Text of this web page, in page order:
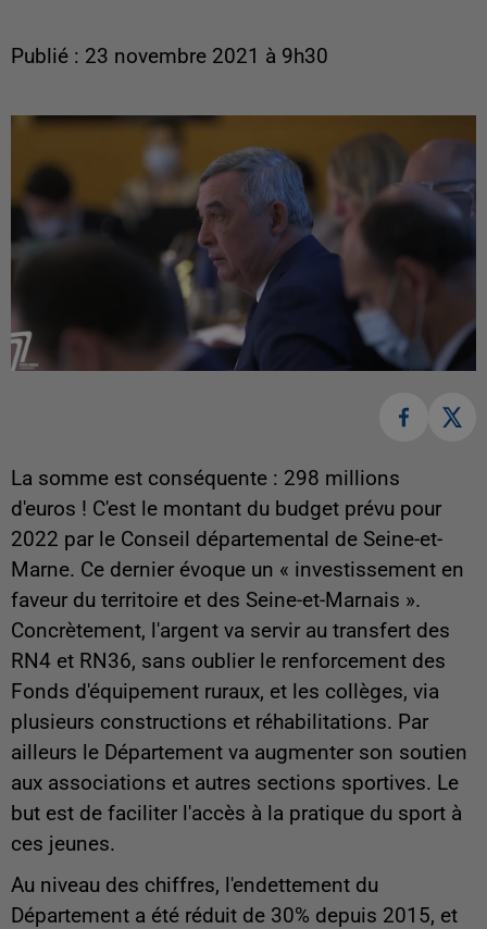
Publié : 23 novembre 2021 à 9h30
La somme est conséquente : 298 millions
d'euros ! C'est le montant du budget prévu pour
2022 par le Conseil départemental de Seine-et-
Marne. Ce dernier évoque un « investissement en
faveur du territoire et des Seine-et-Marnais ».
Concrètement, l'argent va servir au transfert des
RN4 et RN36, sans oublier le renforcement des
Fonds d'équipement ruraux, et les collèges, via
plusieurs constructions et réhabilitations. Par
ailleurs le Département va augmenter son soutien
aux associations et autres sections sportives. Le
but est de faciliter l'accès à la pratique du sport à
ces jeunes.
Au niveau des chiffres, l'endettement du
Département a été réduit de 30% depuis 2015, et